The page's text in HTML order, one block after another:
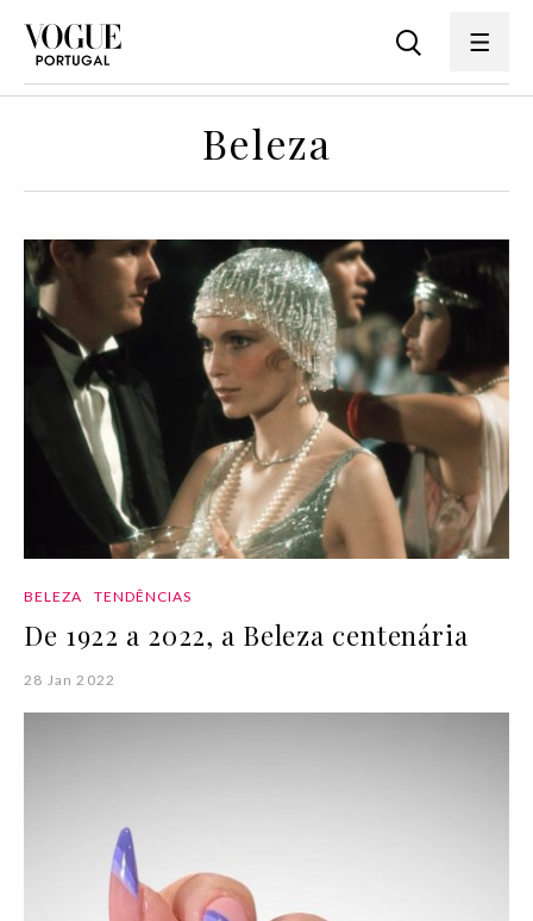
Beleza
BELEZA TENDÊNCIAS
De 1922 a 2022, a Beleza centenária
28 Jan 2022